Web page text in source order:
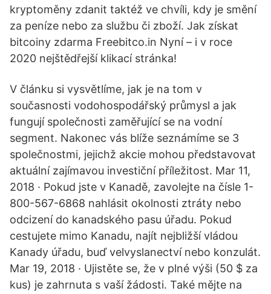
kryptoměny zdanit taktéž ve chvíli, kdy je smění
za peníze nebo za službu či zboží. Jak získat
bitcoiny zdarma Freebitco.in Nyní – i v roce
2020 nejštědřejší klikací stránka!
V článku si vysvětlíme, jak je na tom v
současnosti vodohospodářský průmysl a jak
fungují společnosti zaměřující se na vodní
segment. Nakonec vás blíže seznámíme se 3
společnostmi, jejichž akcie mohou představovat
aktuální zajímavou investiční příležitost. Mar 11,
2018 · Pokud jste v Kanadě, zavolejte na čísle 1-
800-567-6868 nahlásit okolnosti ztráty nebo
odcizení do kanadského pasu úřadu. Pokud
cestujete mimo Kanadu, najít nejbližší vládou
Kanady úřadu, buď velvyslanectví nebo konzulát.
Mar 19, 2018 · Ujistěte se, že v plné výši (50 $ za
kus) je zahrnuta s vaší žádosti. Také mějte na